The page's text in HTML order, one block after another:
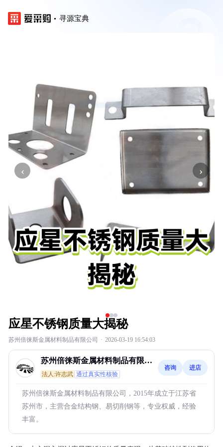
寻源宝典
‹ ›
应星不锈钢质量大揭秘
苏州倍徕斯金属材料制品有限公司 · 2026-03-19 16:54:03
苏州倍徕斯金属材料制品有限公
司
法人:许志武 通过真实性核验
咨询 进店
苏州倍徕斯金属材料制品有限公司，2015年成立于江苏省
苏州市，主营合金结构钢、易切削钢等，专业权威，经验
丰富。